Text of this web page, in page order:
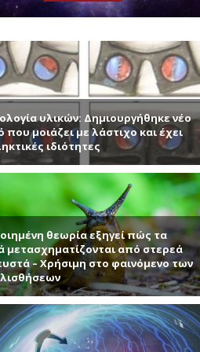
και πυριτένιο (Μέρος
ΜΙΤ)
ΑΠΘ)
σκοτεινή ύλη
υλικών: Δημιουργήθηκε νέο
που μοιάζει με λάστιχο και έχει
ιδιότητες
θεωρία εξηγεί πώς τα
μετασχηματίζονται από στερεά
– Χρήσιμη στο φαινόμενο των